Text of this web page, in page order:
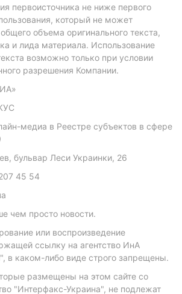
первоисточника не ниже первого
который не может
объема оригинального текста,
и лида материала. Использование
возможно только при условии
разрешения Компании.
медиа в Реестре субъектов в сфере
бульвар Леси Украинки, 26
45 54
чем просто новости.
или воспроизведение
ссылку на агентство ИнА
в каком-либо виде строго запрещены.
размещены на этом сайте со
"Интерфакс-Украина", не подлежат